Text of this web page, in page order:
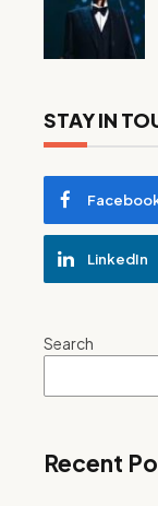
STAY IN
LinkedIn
Search
Recent